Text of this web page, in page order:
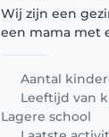
Wij zijn een
een mama met
rustig en enthousiast.
gemakkelijk
dochter ligt
Aantal
Leeftijd van
Lagere school